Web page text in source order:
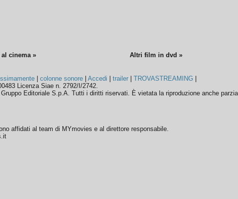
cinema » Altri film in dvd »
|colonne sonore |Accedi |trailer |TROVASTREAMING
Licenza Siae n. 2792/I/2742.
Editoriale S.p.A. Tutti i diritti riservati. È vietata la riproduzione anche
affidati al team di MYmovies e al direttore responsabile.